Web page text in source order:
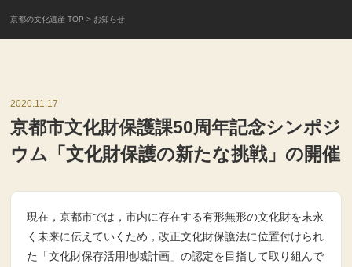
京都の文化遺産 TOP > お知らせ
2020.11.17
京都市文化財保護課50周年記念シンポジ
ウム「文化財保護の新たな挑戦」の開催
現在，京都市では，市内に存在する有形無形の文化財を末永
く未来に伝えていくため，改正文化財保護法に位置付けられ
た「文化財保存活用地域計画」の認定を目指して取り組んで